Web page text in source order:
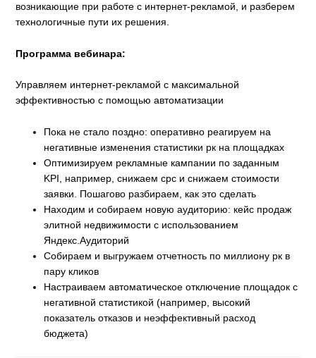
возникающие при работе с интернет-рекламой, и разберем
технологичные пути их решения.
Программа вебинара:
Управляем интернет-рекламой с максимальной
эффективностью с помощью автоматизации
Пока не стало поздно: оперативно реагируем на
негативные изменения статистики рк на площадках
Оптимизируем рекламные кампании по заданным
KPI, например, снижаем cpc и снижаем стоимости
заявки. Пошагово разбираем, как это сделать
Находим и собираем новую аудиторию: кейс продаж
элитной недвижимости с использованием
Яндекс.Аудиторий
Собираем и выгружаем отчетность по миллиону рк в
пару кликов
Настраиваем автоматическое отключение площадок с
негативной статистикой (например, высокий
показатель отказов и неэффективный расход
бюджета)